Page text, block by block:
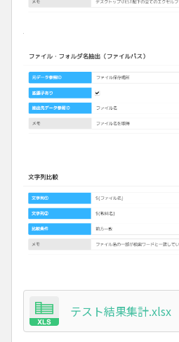
テスト結果集計.xlsx